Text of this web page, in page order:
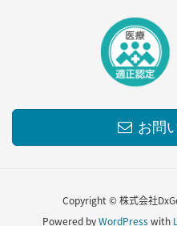
お問
Copyright © 株式会社
Powered byWordPress with